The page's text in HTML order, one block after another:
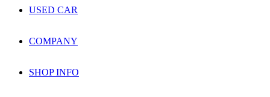
USED CAR
COMPANY
SHOP INFO